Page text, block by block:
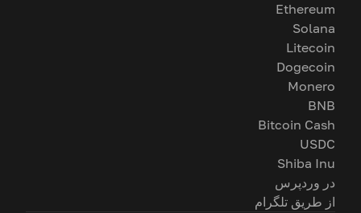
Ethereum
Solana
Litecoin
Dogecoin
Monero
BNB
Bitcoin Cash
USDC
Shiba Inu
در وردپرس
از طریق تلگرام